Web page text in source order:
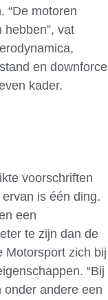
“De motoren
vat
en downforce
kader.
voorschriften
is één ding.
een
te zijn dan de
Motorsport zich bij
“Bij
andere een